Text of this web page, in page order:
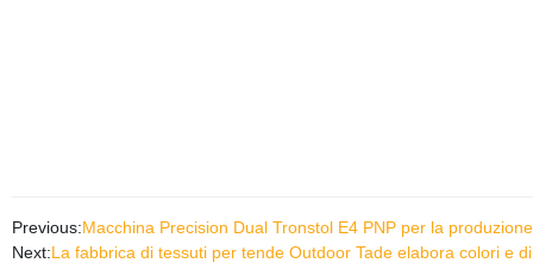
Previous:Macchina Precision Dual Tronstol E4 PNP per la
Next:La fabbrica di tessuti per tende Outdoor Tade elabora colori e